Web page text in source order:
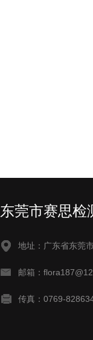
东莞市赛思检
地址：广东省东莞
邮箱：
传真：0769-